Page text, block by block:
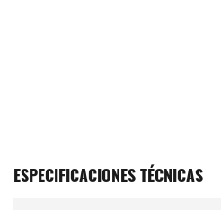
ESPECIFICACIONES TÉCNICAS